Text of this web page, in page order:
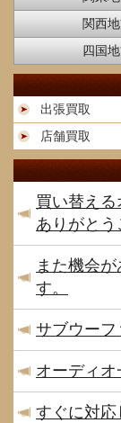
関西
四国
出張買取
店舗買取
買い替える
ありがとう
また機会
す。
サブウーフ
オーディ
すぐに対応